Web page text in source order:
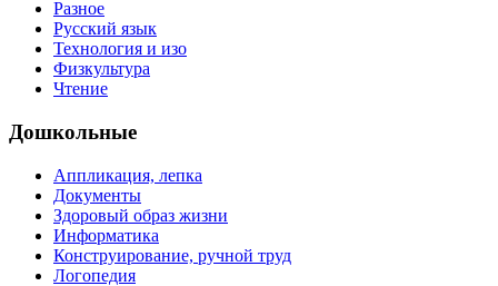
Разное
Русский язык
Технология и изо
Физкультура
Чтение
Дошкольные
Аппликация, лепка
Документы
Здоровый образ жизни
Информатика
Конструирование, ручной труд
Логопедия